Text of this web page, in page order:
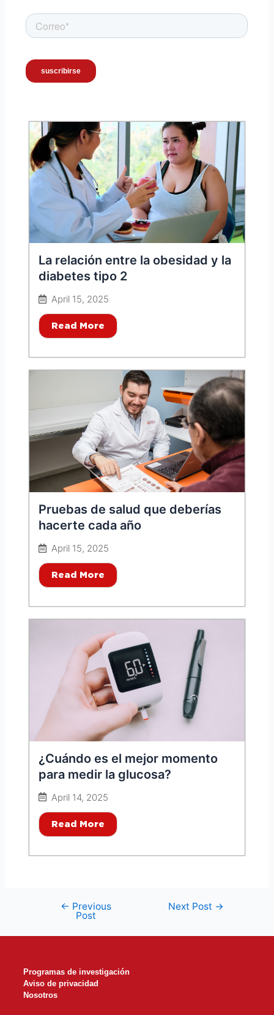
La relación entre la obesidad y la
diabetes tipo 2
April 15, 2025
Read More
Pruebas de salud que deberías
hacerte cada año
April 15, 2025
Read More
¿Cuándo es el mejor momento
para medir la glucosa?
April 14, 2025
Read More
← Previous
Post
Next Post →
Programas de investigación
Aviso de privacidad
Nosotros